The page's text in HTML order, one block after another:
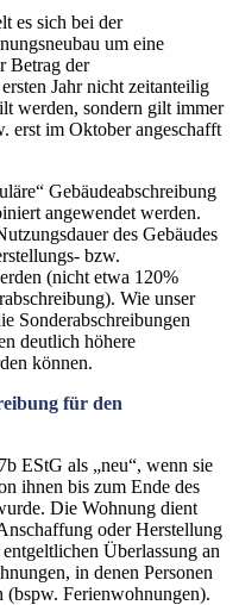
es sich bei der
um eine
Betrag der
Jahr nicht zeitanteilig
werden, sondern gilt immer
erst im Oktober angeschafft
Gebäudeabschreibung
angewendet werden.
des Gebäudes
bzw.
(nicht etwa 120%
Wie unser
Sonderabschreibungen
deutlich höhere
können.
für den
EStG als „neu“, wenn sie
ihnen bis zum Ende des
Die Wohnung dient
oder Herstellung
Überlassung an
in denen Personen
(bspw. Ferienwohnungen).